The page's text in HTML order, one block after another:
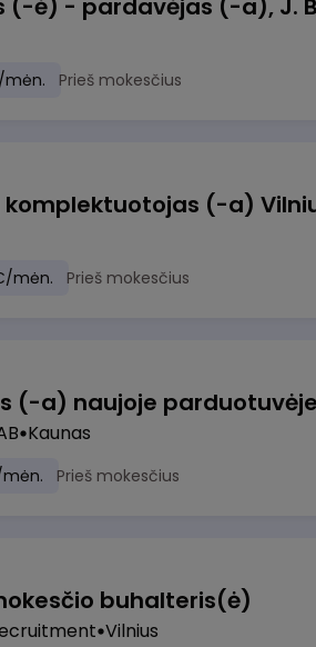
mėn. Prieš mokesčius
mėn. Prieš mokesčius
Kaunas
mėn. Prieš mokesčius
buhalteris(ė)
Vilnius